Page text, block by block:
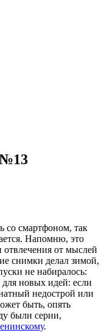
№13
со смартфоном, так
Напомню, это
от мыслей
снимки делал зимой,
не набиралось:
новых идей: если
недострой или
быть, опять
были серии,
.